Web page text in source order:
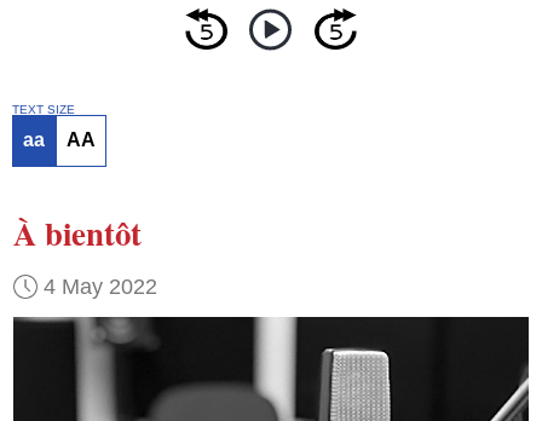
TEXT SIZE
aa AA
À bientôt
4 May 2022